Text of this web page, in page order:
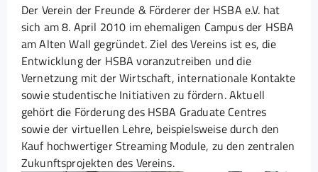
Der Verein der Freunde & Förderer der HSBA e.V. hat
sich am 8. April 2010 im ehemaligen Campus der HSBA
am Alten Wall gegründet. Ziel des Vereins ist es, die
Entwicklung der HSBA voranzutreiben und die
Vernetzung mit der Wirtschaft, internationale Kontakte
sowie studentische Initiativen zu fördern. Aktuell
gehört die Förderung des HSBA Graduate Centres
sowie der virtuellen Lehre, beispielsweise durch den
Kauf hochwertiger Streaming Module, zu den zentralen
Zukunftsprojekten des Vereins.